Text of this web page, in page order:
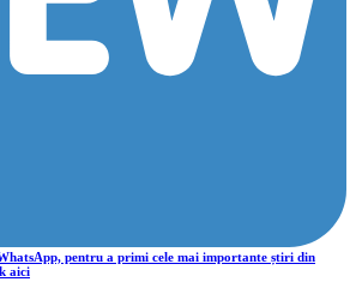
pentru a primi cele mai importante știri din
aici